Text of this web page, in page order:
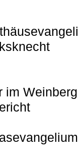
im Weinberg